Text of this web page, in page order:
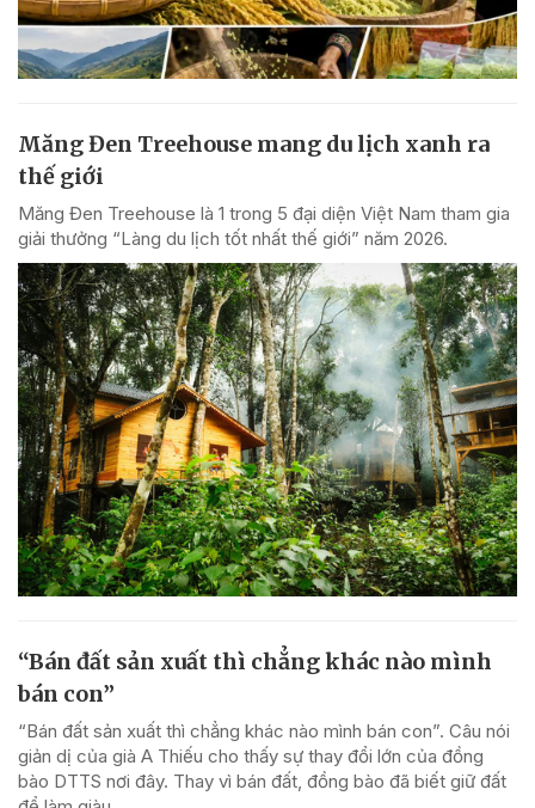
Măng Đen Treehouse mang du lịch xanh ra
thế giới
Măng Đen Treehouse là 1 trong 5 đại diện Việt Nam tham gia
giải thưởng “Làng du lịch tốt nhất thế giới” năm 2026.
“Bán đất sản xuất thì chẳng khác nào mình
bán con”
“Bán đất sản xuất thì chẳng khác nào mình bán con”. Câu nói
giản dị của già A Thiếu cho thấy sự thay đổi lớn của đồng
bào DTTS nơi đây. Thay vì bán đất, đồng bào đã biết giữ đất